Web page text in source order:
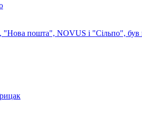
"Нова пошта", NOVUS і "Сільпо", був